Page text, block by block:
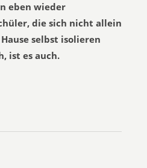
eben wieder
die sich nicht allein
selbst isolieren
ist es auch.